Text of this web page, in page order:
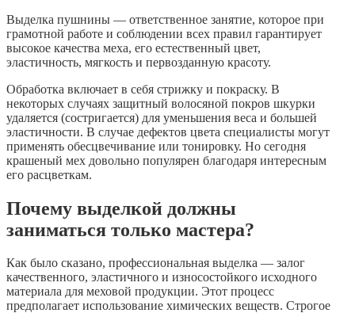
Выделка пушнины — ответственное занятие, которое при
грамотной работе и соблюдении всех правил гарантирует
высокое качества меха, его естественный цвет,
эластичность, мягкость и первозданную красоту.
Обработка включает в себя стрижку и покраску. В
некоторых случаях защитный волосяной покров шкурки
удаляется (состригается) для уменьшения веса и большей
эластичности. В случае дефектов цвета специалисты могут
применять обесцвечивание или тонировку. Но сегодня
крашеный мех довольно популярен благодаря интересным
его расцветкам.
Почему выделкой должны
заниматься только мастера?
Как было сказано, профессиональная выделка — залог
качественного, эластичного и износостойкого исходного
материала для меховой продукции. Этот процесс
предполагает использование химических веществ. Строгое